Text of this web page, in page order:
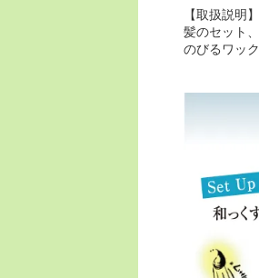
【取扱説明】
髪のセット
のびるワッ